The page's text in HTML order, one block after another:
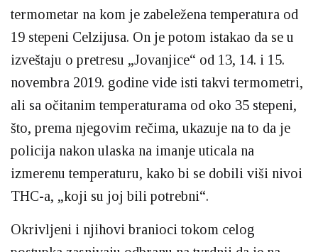
termometar na kom je zabeležena temperatura od
19 stepeni Celzijusa. On je potom istakao da se u
izveštaju o pretresu „Jovanjice“ od 13, 14. i 15.
novembra 2019. godine vide isti takvi termometri,
ali sa očitanim temperaturama od oko 35 stepeni,
što, prema njegovim rečima, ukazuje na to da je
policija nakon ulaska na imanje uticala na
izmerenu temperaturu, kako bi se dobili viši nivoi
THC-a, „koji su joj bili potrebni“.
Okrivljeni i njihovi branioci tokom celog